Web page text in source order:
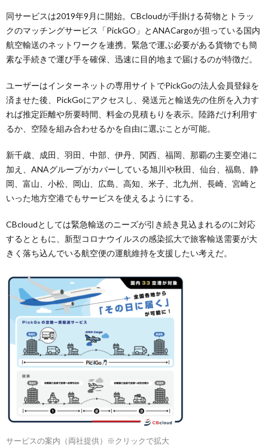
同サービスは2019年9月に開始。CBcloudが手掛ける荷物とトラッ
クのマッチングサービス「PickGO」とANACargoが担っている国内
航空輸送のネットワークを連携。緊急で運ぶ必要がある貨物でも簡
素な手続きで運び手を確保、迅速に目的地まで届けるのが特徴だ。
ユーザーはインターネットの専用サイトでPickGoの法人会員登録を
済ませた後、PickGoにアクセスし、発送元と輸送先の住所を入力す
れば推定距離や所要時間、料金の見積もりを表示。陸路だけ利用す
るか、空陸を組み合わせるかを自由に選ぶことが可能。
新千歳、成田、羽田、中部、伊丹、関西、福岡、那覇の主要空港に
加え、ANAグループがカバーしている旭川や秋田、仙台、福島、静
岡、富山、小松、岡山、広島、高知、米子、北九州、長崎、宮崎と
いった地方空港でもサービスを使えるようにする。
CBcloudとしては緊急輸送のニーズが引き続き見込まれるのに対応
するとともに、新型コロナウイルスの感染拡大で旅客輸送需要が大
きく落ち込んでいる航空便の運航維持を支援したい考えだ。
サービスの案内（両社提供）※クリックで拡大